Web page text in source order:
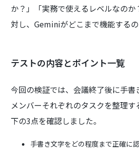
か？」「実務で使えるレベルなの
対し、Geminiがどこまで機能するの
テストの内容とポイント一覧
今回の検証では、会議終了後に手書
メンバーそれぞれのタスクを整理
下の3点を確認しました。
手書き文字をどの程度まで正確に